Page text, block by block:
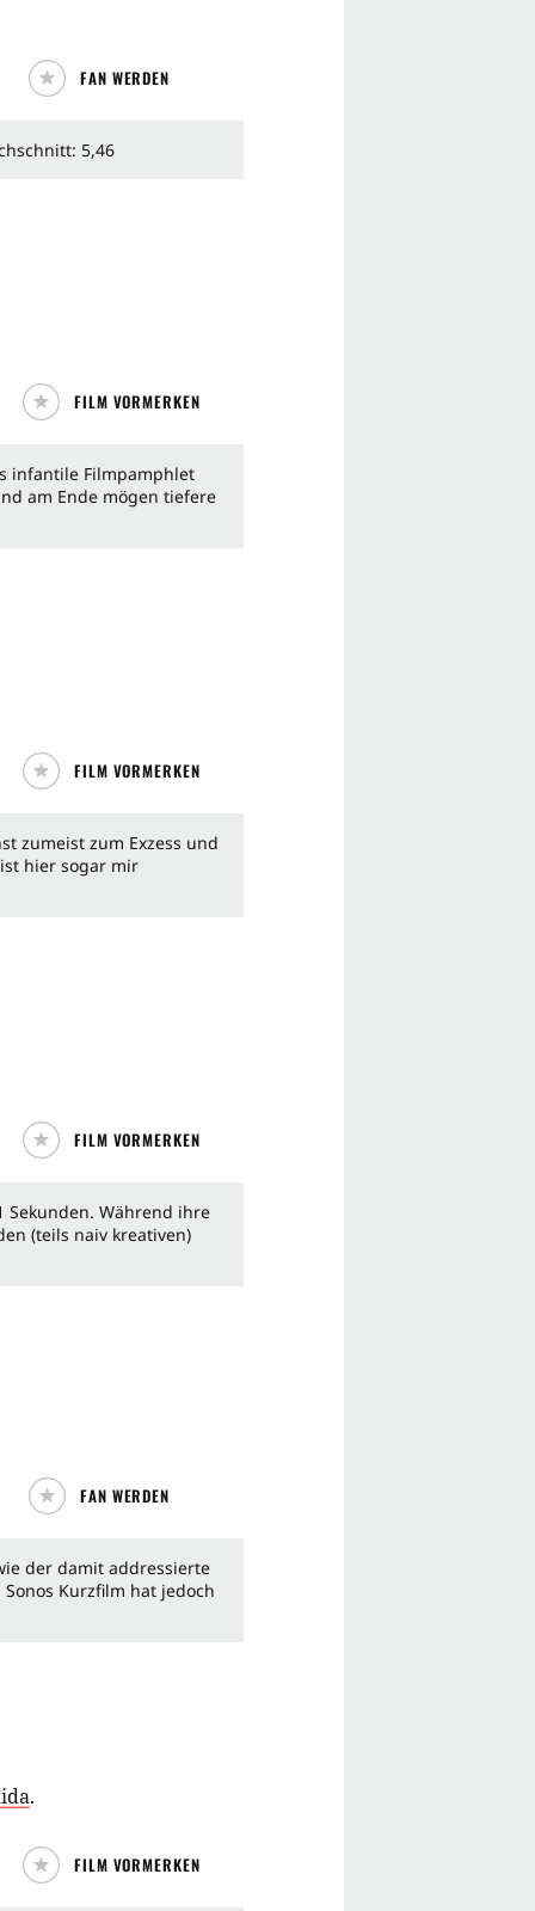
FAN WERDEN
5,46
FILM VORMERKEN
infantile Filmpamphlet
am Ende mögen tiefere
FILM VORMERKEN
zumeist zum Exzess und
hier sogar mir
FILM VORMERKEN
Sekunden. Während ihre
(teils naiv kreativen)
FAN WERDEN
der damit addressierte
Kurzfilm hat jedoch
.
FILM VORMERKEN